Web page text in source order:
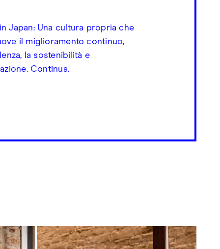
Japan: Una cultura propria che
il miglioramento continuo,
la sostenibilità e
Continua.